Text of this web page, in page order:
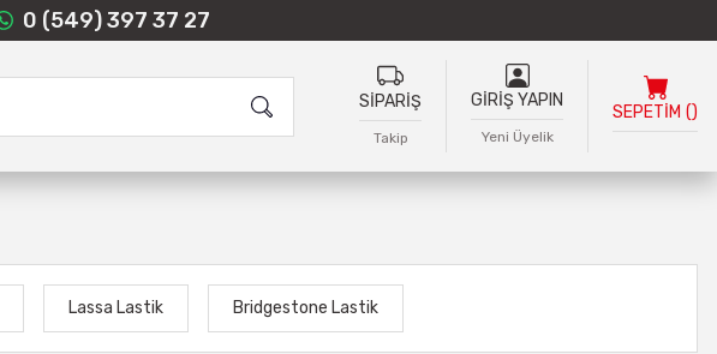
0 (549) 397 37 27
SİPARİŞ
Takip
GİRİŞ YAPIN
Yeni Üyelik
SEPETİM ()
Lassa Lastik Bridgestone Lastik